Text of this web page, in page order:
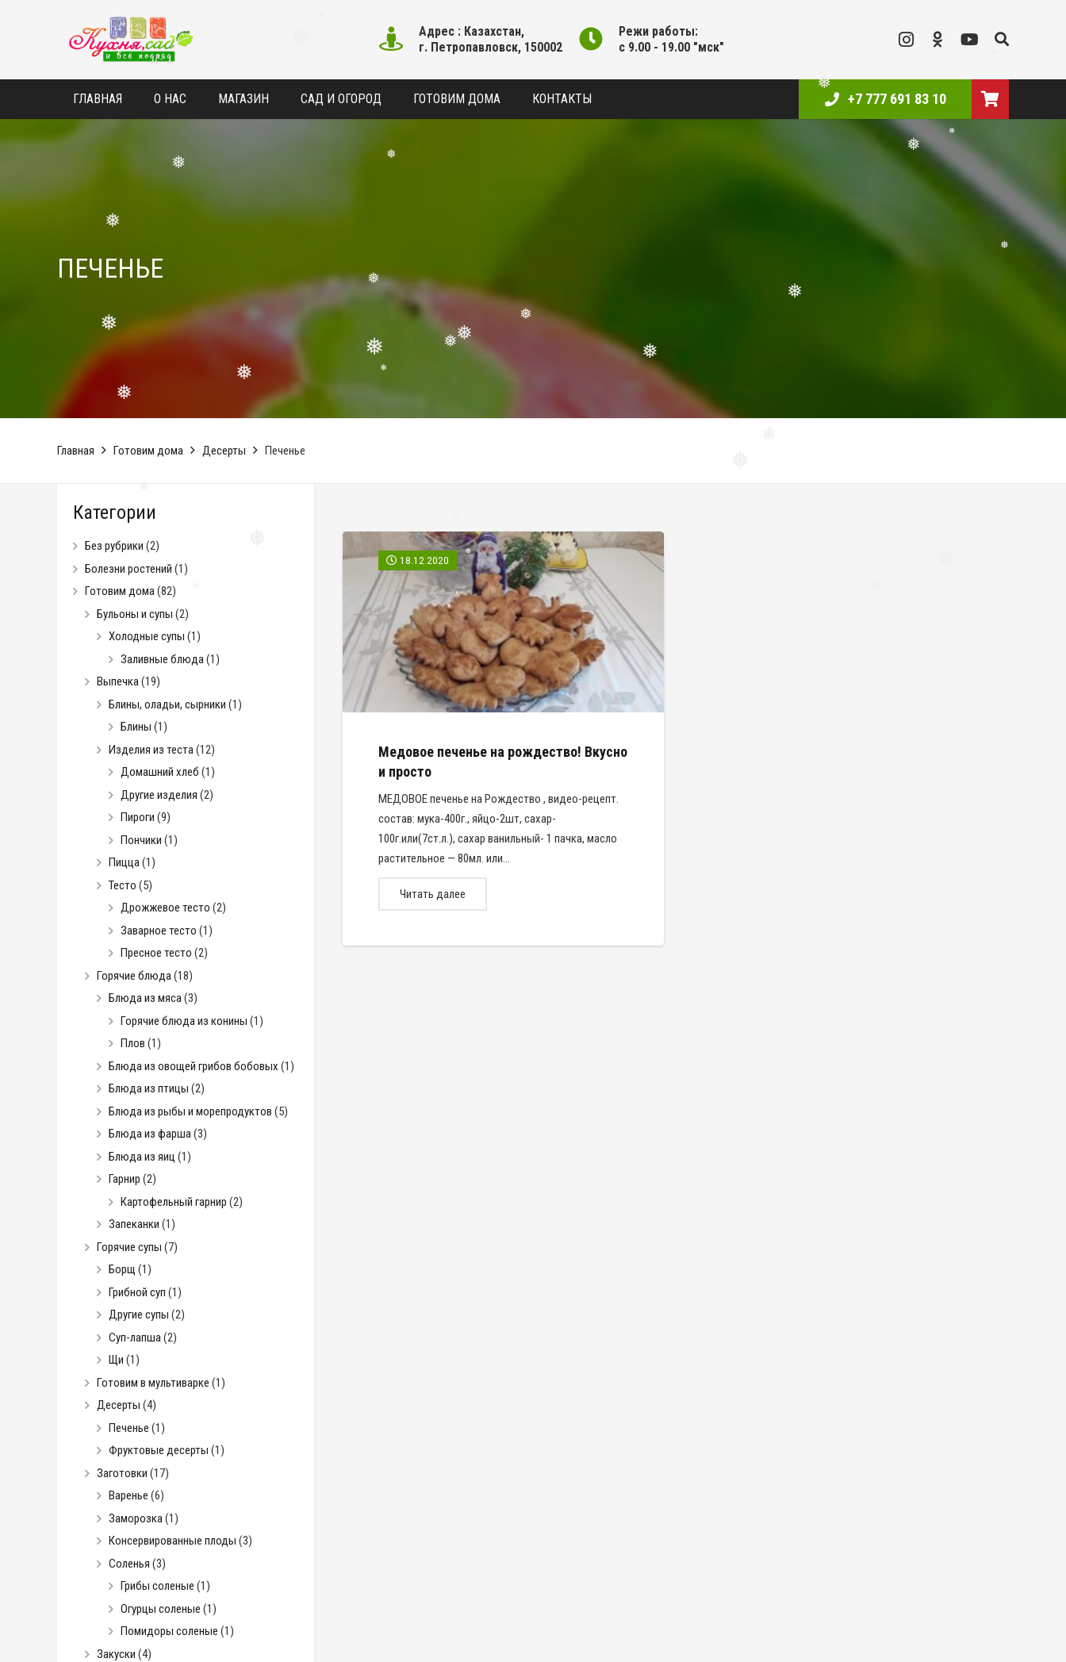
❅
❅
❅
❅
❅
❅
❅
❅
❅
❅
❅
Адрес : Казахстан,
г. Петропавловск, 150002
Режи работы:
с 9.00 - 19.00 "мск"
ГЛАВНАЯ О НАС МАГАЗИН САД И ОГОРОД ГОТОВИМ ДОМА КОНТАКТЫ +7 777 691 83 10
ПЕЧЕНЬЕ
Главная Готовим дома Десерты Печенье
18.12.2020
Медовое печенье на рождество! Вкусно
и просто
МЕДОВОЕ печенье на Рождество , видео-рецепт.
состав: мука-400г., яйцо-2шт, сахар-
100г.или(7ст.л.), сахар ванильный- 1 пачка, масло
растительное — 80мл. или…
Читать далее
Категории
Без рубрики (2)
Болезни ростений (1)
Готовим дома(82)
Бульоны и супы (2)
Холодные супы (1)
Заливные блюда (1)
Выпечка(19)
Блины, оладьи, сырники (1)
Блины (1)
Изделия из теста (12)
Домашний хлеб (1)
Другие изделия (2)
Пироги (9)
Пончики (1)
Пицца(1)
Тесто (5)
Дрожжевое тесто (2)
Заварное тесто (1)
Пресное тесто (2)
Горячие блюда (18)
Блюда из мяса(3)
Горячие блюда из конины (1)
Плов (1)
Блюда из овощей грибов бобовых (1)
Блюда из птицы (2)
Блюда из рыбы и морепродуктов (5)
Блюда из фарша(3)
Блюда из яиц (1)
Гарнир (2)
Картофельный гарнир (2)
Запеканки (1)
Горячие супы (7)
Борщ (1)
Грибной суп (1)
Другие супы (2)
Суп-лапша (2)
Щи (1)
Готовим в мультиварке (1)
Десерты (4)
Печенье (1)
Фруктовые десерты (1)
Заготовки (17)
Варенье (6)
Заморозка (1)
Консервированные плоды (3)
Соленья (3)
Грибы соленые (1)
Огурцы соленые (1)
Помидоры соленые (1)
Закуски (4)